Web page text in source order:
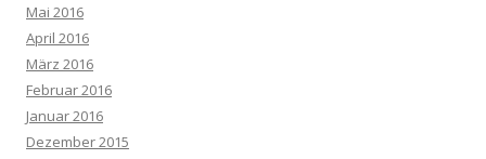
Mai 2016
April 2016
März 2016
Februar 2016
Januar 2016
Dezember 2015